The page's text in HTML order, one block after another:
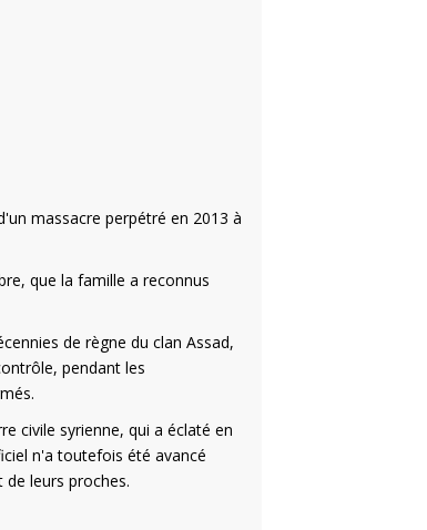
massacre perpétré en 2013 à
que la famille a reconnus
de règne du clan Assad,
pendant les
civile syrienne, qui a éclaté en
n'a toutefois été avancé
leurs proches.